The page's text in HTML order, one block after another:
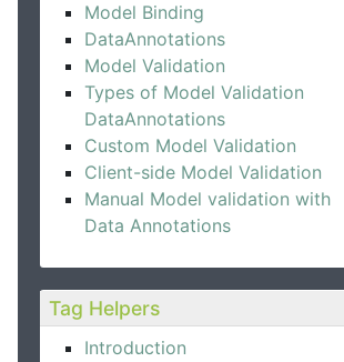
Model Binding
DataAnnotations
Model Validation
Types of Model Validation
DataAnnotations
Custom Model Validation
Client-side Model Validation
Manual Model validation with
Data Annotations
Tag Helpers
Introduction